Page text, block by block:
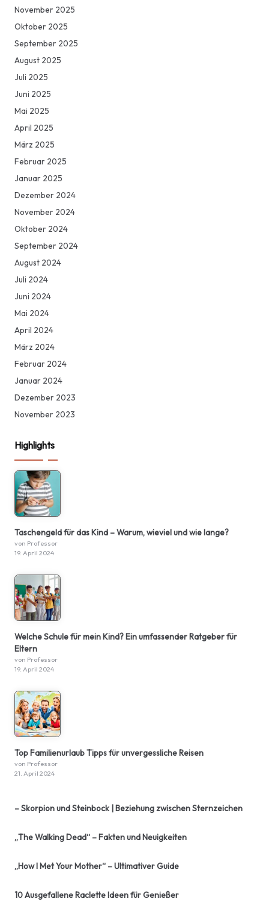
November 2025
Oktober 2025
September 2025
August 2025
Juli 2025
Juni 2025
Mai 2025
April 2025
März 2025
Februar 2025
Januar 2025
Dezember 2024
November 2024
Oktober 2024
September 2024
August 2024
Juli 2024
Juni 2024
Mai 2024
April 2024
März 2024
Februar 2024
Januar 2024
Dezember 2023
November 2023
Highlights
Taschengeld für das Kind – Warum, wieviel und wie lange?
von Professor
19. April 2024
Welche Schule für mein Kind? Ein umfassender Ratgeber für
Eltern
von Professor
19. April 2024
Top Familienurlaub Tipps für unvergessliche Reisen
von Professor
21. April 2024
– Skorpion und Steinbock | Beziehung zwischen Sternzeichen
„The Walking Dead“ – Fakten und Neuigkeiten
„How I Met Your Mother“ – Ultimativer Guide
10 Ausgefallene Raclette Ideen für Genießer